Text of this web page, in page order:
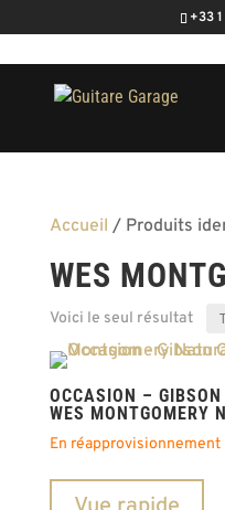
+33
Accueil / Produits
WES
Voici le seul résultat
OCCASION –
WES MONTGOMERY
En réapprovisionnement